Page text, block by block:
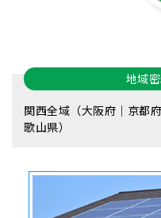
地域
関西全域（大阪府｜京都
歌山県）